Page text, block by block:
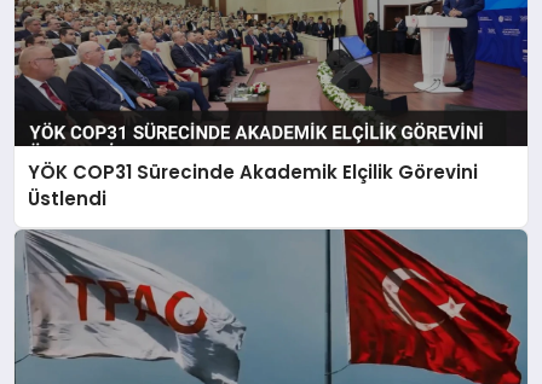
YÖK COP31 Sürecinde Akademik Elçilik Görevini
Üstlendi